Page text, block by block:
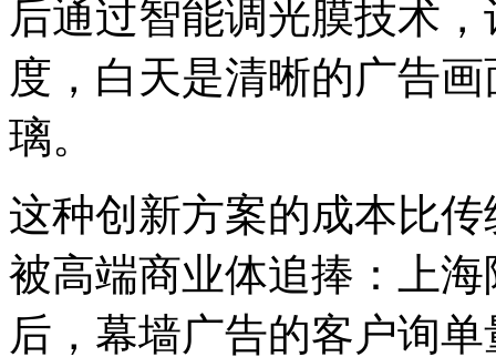
后通过智能调光膜技术
度，白天是清晰的广告
璃。
这种创新方案的成本比
被高端商业体追捧：上
后，幕墙广告的客户询